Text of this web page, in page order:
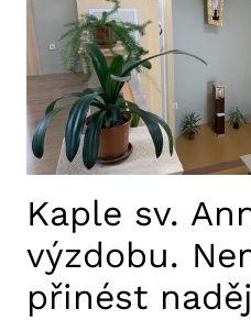
JAK
OŠETŘIT
AMPUTOVANÝ
PRST
Kaple sv.
výzdobu.
přinést